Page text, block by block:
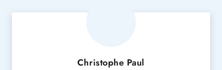
Christophe Paul